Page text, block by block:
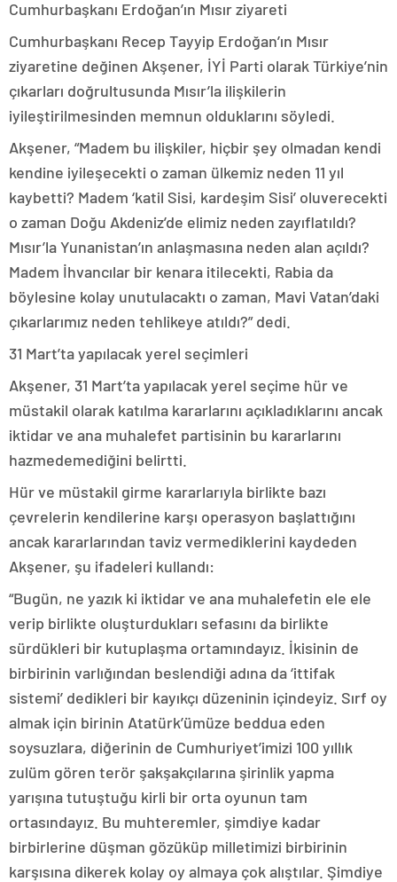
Cumhurbaşkanı Erdoğan’ın Mısır ziyareti
Cumhurbaşkanı Recep Tayyip Erdoğan’ın Mısır
ziyaretine değinen Akşener, İYİ Parti olarak Türkiye’nin
çıkarları doğrultusunda Mısır’la ilişkilerin
iyileştirilmesinden memnun olduklarını söyledi.
Akşener, “Madem bu ilişkiler, hiçbir şey olmadan kendi
kendine iyileşecekti o zaman ülkemiz neden 11 yıl
kaybetti? Madem ‘katil Sisi, kardeşim Sisi’ oluverecekti
o zaman Doğu Akdeniz’de elimiz neden zayıflatıldı?
Mısır’la Yunanistan’ın anlaşmasına neden alan açıldı?
Madem İhvancılar bir kenara itilecekti, Rabia da
böylesine kolay unutulacaktı o zaman, Mavi Vatan’daki
çıkarlarımız neden tehlikeye atıldı?” dedi.
31 Mart’ta yapılacak yerel seçimleri
Akşener, 31 Mart’ta yapılacak yerel seçime hür ve
müstakil olarak katılma kararlarını açıkladıklarını ancak
iktidar ve ana muhalefet partisinin bu kararlarını
hazmedemediğini belirtti.
Hür ve müstakil girme kararlarıyla birlikte bazı
çevrelerin kendilerine karşı operasyon başlattığını
ancak kararlarından taviz vermediklerini kaydeden
Akşener, şu ifadeleri kullandı:
“Bugün, ne yazık ki iktidar ve ana muhalefetin ele ele
verip birlikte oluşturdukları sefasını da birlikte
sürdükleri bir kutuplaşma ortamındayız. İkisinin de
birbirinin varlığından beslendiği adına da ‘ittifak
sistemi’ dedikleri bir kayıkçı düzeninin içindeyiz. Sırf oy
almak için birinin Atatürk’ümüze beddua eden
soysuzlara, diğerinin de Cumhuriyet’imizi 100 yıllık
zulüm gören terör şakşakçılarına şirinlik yapma
yarışına tutuştuğu kirli bir orta oyunun tam
ortasındayız. Bu muhteremler, şimdiye kadar
birbirlerine düşman gözüküp milletimizi birbirinin
karşısına dikerek kolay oy almaya çok alıştılar. Şimdiye